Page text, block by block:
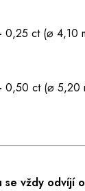
0,25 ct (⌀ 4,10
0,50 ct (⌀ 5,20
se vždy odvíjí